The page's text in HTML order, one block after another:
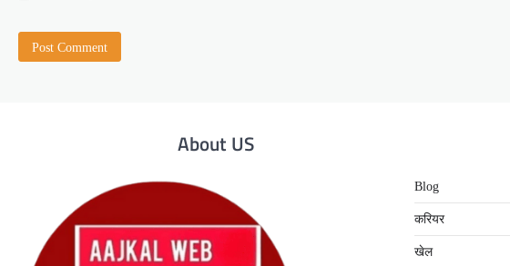
About US
Blog
करियर
खेल